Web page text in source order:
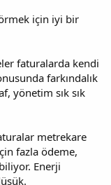
için iyi bir
faturalarda kendi
farkındalık
yönetim sık sık
metrekare
fazla ödeme,
Enerji